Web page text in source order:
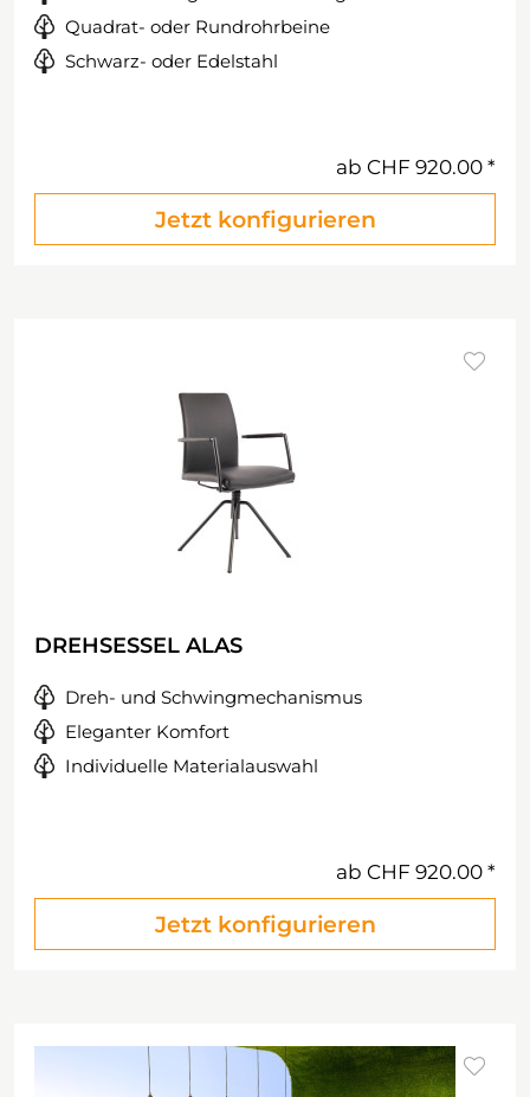
Quadrat- oder Rundrohrbeine
Schwarz- oder Edelstahl
ab CHF 920.00
Jetzt konfigurieren
DREHSESSEL ALAS
Dreh- und Schwingmechanismus
Eleganter Komfort
Individuelle Materialauswahl
ab CHF 920.00
Jetzt konfigurieren